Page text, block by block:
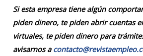
Si esta empresa tiene algún
piden dinero, te piden abrir cuentas
virtuales, te piden dinero para
avisarnos a